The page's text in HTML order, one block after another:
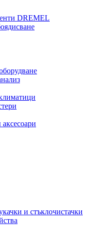
DREMEL
и стъклочистачки